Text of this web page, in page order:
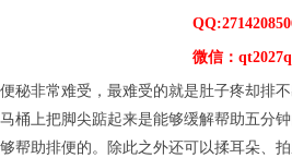
微信：
便秘非常难受，最难受的就是肚子疼却排
马桶上把脚尖踮起来是能够缓解帮助五分
够帮助排便的。除此之外还可以揉耳朵、